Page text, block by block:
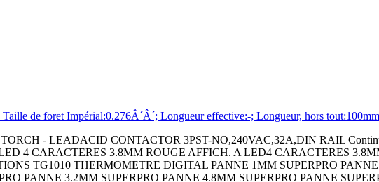
de foret Impérial:0.276Â´Â´; Longueur effective:-; Longueur, hors
NOIR COQUE DE PROTECT. BLEU POUR BOITIER 55 COQUE DE PROTECT. ORANGE POUR BOITIER 55 COQUE DE PROTECT. JAUNE POUR BOITIER 55 COQUE DE PROTECT. ROUGE POUR BOITIER 55 COQUE DE PROTECT. NOIRE POUR BOITIER 55 COFFRET HH40 RT NB CREME COFFRET HH40 RT PP3 CREME COFFRET HH40 RT NB NOIR COFFRET HH40 RT PP3 NOIR COFFRET HH40 FT PP3 CREME COFFRET HH40 FT NB NOIR COFFRET HH40 FT PP3 NOIR COQUE DE PROTECT. BLEU POUR BOITIER 40 COQUE DE PROTECT. BLEU POUR BOITIER 40 COQUE DE PROTECT. ORANGE POUR BOITIER 40 COQUE DE PROTECT. JAUNE POUR BOITIER 40 COQUE DE PROTECT. ROUGE POUR BOITIER 40 COQUE DE PROTECT. NOIRE POUR BOITIER 40 CEINTURE A CLIP NOIR CEINTURE A CLIP CREME PANNEAU DÂ´EXTENSION 100 NOIR SWITCH,SLIDE,SPDT,100mA,THROUGH HOLE CAPACITOR PP FILM 0.22UF,400V,5%,RADIAL BOARD-BOARD CONNECTOR HEADER 20WAY,2ROW RESISTOR,WIREWOUND,0.5 OHM,1W,5% RESISTOR,WIREWOUND,100 OHM,1W,5% RESISTOR,WIREWOUND,300OHM,1W,5% RESISTOR,WIREWOUND,500 OHM,1W,5% RESISTOR,WIREWOUND,240 OHM,5W,5% RESISTOR,WIREWOUND,68 OHM,5W,5% BIPOLAR TRANSISTOR,NPN,80V TO-220 DC-DC CONV,ISO POL,1 O/P,504W,42A,12V DC-DC CONV,ISO POL,1 O/P,504W,18A,2 CRYSTAL,3.6864MHZ,16PF,SMD CRYSTAL,32.768KHZ,6PF,SMD FUSE BLOCK,CLASS CC FUSE FUSE BLOCK,CLASS CC FUSE FUSE BLOCK,10.3 X 38MM FUSE BLOCK,10.3 X 38MM CONTACT,RECEPTACLE,24-18AWG,CRIMP RESISTOR,CURRENT SENSE,50 OHM,15W,1% CAPOT DATAMATE 2MM 12 VOIES RESISTOR,CURRENT SENSE,100KOHM,25W,1% RESISTOR,CURRENT SENSE,1KOHM,30W,1% RESISTOR,CURRENT SENSE,2KOHM,30W,1% SAFETY RELAY,SPST-NO,115VAC,4A SAFETY RELAY,SPST-NO,24VDC,4A TAPE,RETRO REFLECTIVE,25MMX2.5M SENSOR REFLECTOR SENSOR REFLECTOR SENSOR CABLE ASSEMBLY SENSOR MOUNTING BRACKET SENSOR MOUNTING BRACKET PHOTOELECTRIC SENSOR PHOTOELECTRIC SENSOR,0MM TO 43MM,NPN/PNP OUTPUT PHOTOELECTRIC SENSOR PHOTOELECTRIC SENSOR PHOTOELECTRIC SENSOR PHOTOELECTRIC SENSOR CAPOT DATAMATE 2MM 16 VOIES CAPOT DATAMATE 2MM 20 VOIES CIRCUIT BREAKER,HYD-MAG,1P,125V,10A CIRCUIT BREAKER,HYD-MAG,1P,250V,2A CIRCUIT BREAKER,HYD-MAG,1P,250V,5A MOSFET MICRO SWITCH,ROLLER LEVER SPDT 10A 250V SIDE ENTRY HOOD SIZE PG21 ALUMINIUM ALLOY BULKHEAD HOUSING,SIZE 3A,PLASTIC RESISTOR,METAL FILM,49.9 OHM,400mW,1% PINCE A SERTIR RESISTOR,WIREWOUND,33 OHM,5W,5% Wirewound Resistor Wirewound Resistor Wirewound Chassis Mount Wirewound Chassis Mount DIODE MODULE,100V,40A,D-55 DIODE MODULE,100V,70A,D-55 Hook-Up Wire MOUNTING BRACKET MOUNTING BRACKET Hand Held Enclosure TERMINAL,FEMALE DISCONNECT,0.25IN BLUE Ceramic Multilayer Capacitor Capacitance CAPACITOR POLY FILM FILM 1UF,5%,63V, CIRCUIT BREAKER,THERMAL,1P,250V,15A Power Rectifier Diode STANDARD DIODE,35A,800V,DO-203AB TERMINAL BLOCK,PCB,10POS,24-12AWG CONTACT,PIN,14AWG,CRIMP TERMINAL BLOCK,DIN RAIL,2POS,26-14AWG Cable Leaded Process Compatible:Yes SHLD MULTICOND CABLE,5COND,24AWG,1000 CIRCUIT BREAKER,THERMAL MAG,2P,20A MICRO SWITCH,HINGE LEVER,SPDT 15A 250V CHIP INDUCTOR,82NH 300MA 5% 900MHZ CAPACITOR ALUM ELEC 100UF,100V,20%,AXIAL MEASURING,RULER,RULER,MEASURING,RULE CRIMPALL 8000 CRIMPER W/DIE Analog Switch IC On-Resistance,Rds(on): IC,OP-AMP,525KHZ,0.43V/ us,DIP-14 SIP SOCKET,3POS,THROUGH HOLE LED,RED,T-1 3/4 (5MM),11CD,622NM EMBASE DIN FEMELLE 3P LAMP,STACKABLE,IND,RED/GRN/AMB LENS,RECTANGULAR,WHITE CIRCULAR CONNECTOR RCPT,SIZE 14S,6POS,WALL CIRCULAR CONNECTOR PLUG SIZE 13,22POS, RESISTOR,METAL FILM,1 MOHM,3 W,5% ENCLOSURE,BOX,ALUMINIUM,GRAY ENCLOSURE,BOX,ALUMINIUM,GRAY ENCLOSURE,BOX,ALUMINIUM ENCLOSURE,BOX,ALUMINIUM,GRAY ENCLOSURE,BOX,ALUMINIUM ENCLOSURE,BOX,ALUMINIUM,GRAY ENCLOSURE,BOX,ALUMINIUM,GRAY ENCLOSURE,BOX,ALUMINIUM,GRAY CIRCULAR CONNECTOR PLUG,SIZE 22,3POS,CABLE CABLE GLAND (CLAMP) CONTACT,SOCKET,14AWG,CRIMP POWER RELAY,DPDT,110VDC,10A,PC BOARD EMBASE DIN FEMELLES 5P EMBASE DIN FEMELLE 5P TERMINAL,COMPRESSION LUG,3/8IN,CRIMP MICRO SWITCH PIN PLUNGER SPST-NO 5A 250V MICRO SWITCH PIN PLUNGER SPDT 10.1A 250V TVS Diode FICHE DIN FEMELLE